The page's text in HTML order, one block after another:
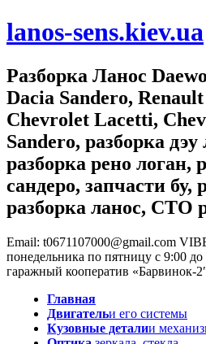
lanos-sens.kiev.ua
Разборка Ланос
Dacia Sandero,
Chevrolet Lacetti,
Sandero, разборка
разборка рено логан,
сандеро, запчасти бу,
разборка ланос, СТО
Email: t0671107000@gmail.com
понедельника по пятницу с 9:00
гаражный кооператив «Барвинок-
Главная
Двигательи его системы
Кузовные деталии